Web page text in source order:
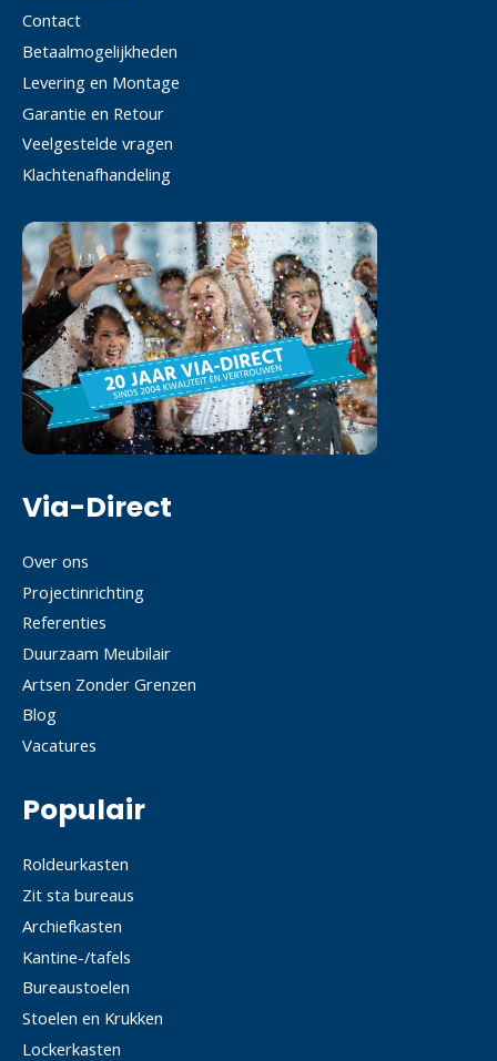
Contact
Betaalmogelijkheden
Levering en Montage
Garantie en Retour
Veelgestelde vragen
Klachtenafhandeling
Via-Direct
Over ons
Projectinrichting
Referenties
Duurzaam Meubilair
Artsen Zonder Grenzen
Blog
Vacatures
Populair
Roldeurkasten
Zit sta bureaus
Archiefkasten
Kantine-/tafels
Bureaustoelen
Stoelen en Krukken
Lockerkasten